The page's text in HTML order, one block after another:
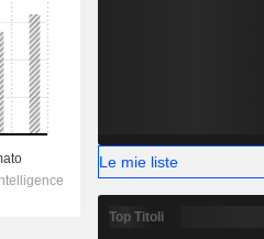
Le mie liste
Top Titoli